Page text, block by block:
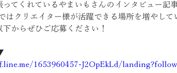
ってくれているやまいもさんのインタビュー記
はクリエイター様が活躍できる場所を増やし
下からぜひご応募ください！
1653960457-J2OpEkLd/